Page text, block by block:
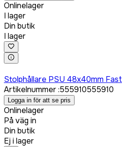
Onlinelager
I lager
Din butik
I lager
Stolphållare PSU 48x40mm Fast
Artikelnummer:555910555910
Logga in för att se pris
Onlinelager
På väg in
Din butik
Ej i lager